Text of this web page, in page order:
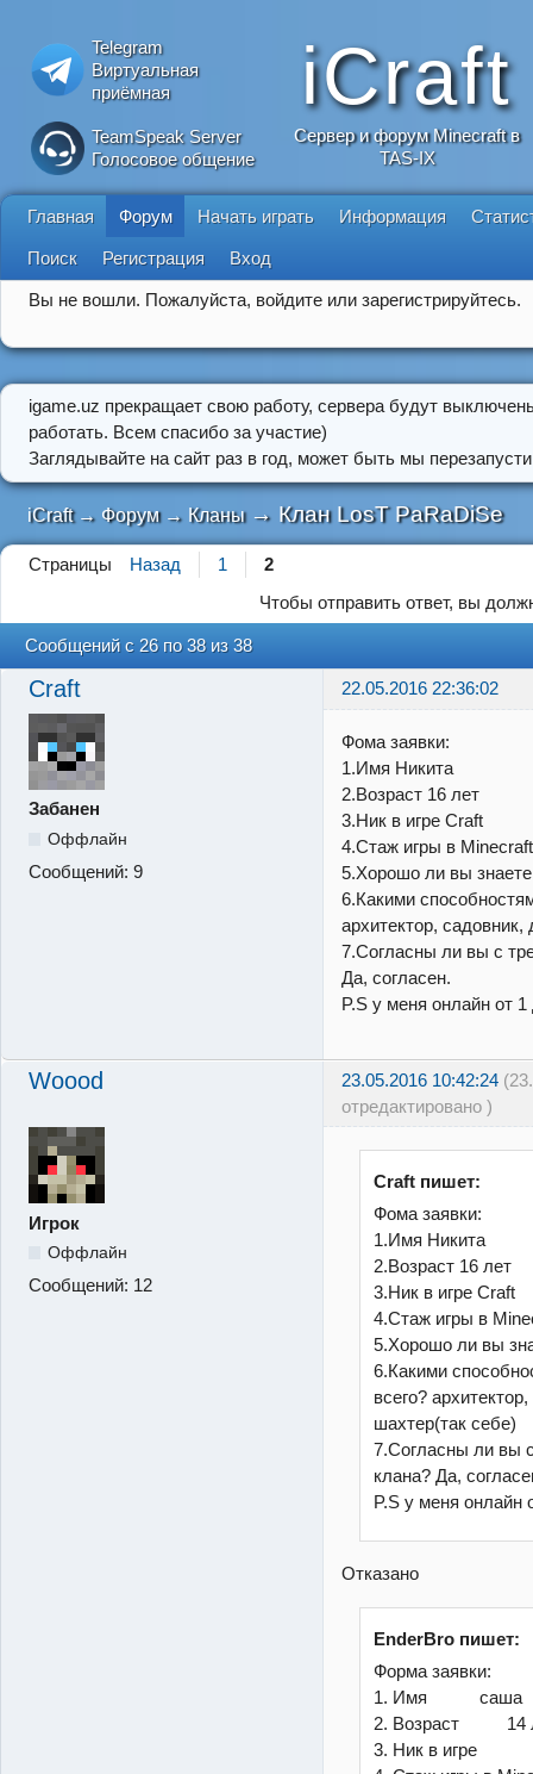
Telegram
Виртуальная
приёмная
TeamSpeak Server
Голосовое общение
iCraft
Сервер и форум Minecraft в
TAS-IX
Главная Форум Начать играть Информация
Поиск Регистрация Вход
Вы не вошли. Пожалуйста, войдите или зарегистрируйтесь.
igame.uz прекращает свою работу, сервера будут
работать. Всем спасибо за участие)
Заглядывайте на сайт раз в год, может быть мы
iCraft → Форум → Кланы → Клан LosT PaRaDiSe
Страницы Назад 1
2
Чтобы отправить ответ, вы
Сообщений с 26 по 38 из 38
Craft 22.05.2016 22:36:02
Забанен
Оффлайн
Сообщений: 9
Фома заявки:
1.Имя Никита
2.Возраст 16 лет
3.Ник в игре Craft
4.Стаж игры в
5.Хорошо ли вы
6.Какими
архитектор,
7.Согласны ли вы с
Да, согласен.
P.S у меня онлайн от
Woood 23.05.2016 10:42:24
отредактировано )
Игрок
Оффлайн
Сообщений: 12
Craft пишет:
Фома заявки:
1.Имя Никита
2.Возраст 16 лет
3.Ник в игре Craft
4.Стаж игры в
5.Хорошо ли вы
6.Какими
всего?
шахтер(так себе)
7.Согласны ли вы
клана? Да,
P.S у меня онлайн
Отказано
EnderBro пишет:
Форма заявки:
1. Имя саша
2. Возраст 14
3. Ник в игре